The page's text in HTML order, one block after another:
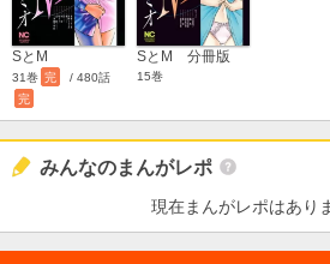
SとM
31巻 完
/ 480話
完
SとM 分冊版
15巻
みんなのまんがレポ
現在まんがレポはあり